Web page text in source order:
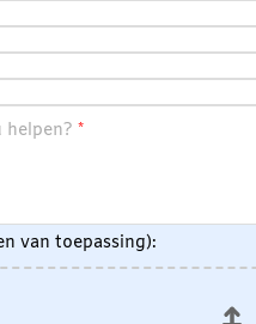
helpen?
van toepassing):